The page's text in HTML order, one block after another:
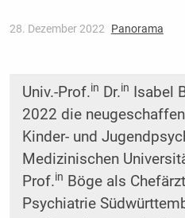
28. Dezember 2022 Panorama
Univ.-Prof.in Dr.in
Isabel
2022 die
Kinder- und
Medizinischen
Prof.in Böge als
Psychiatrie